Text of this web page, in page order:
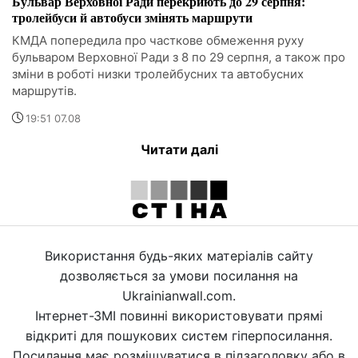
тролейбуси й автобуси змінять маршрути
КМДА попередила про часткове обмеження руху
бульваром Верховної Ради з 8 по 29 серпня, а також про
зміни в роботі низки тролейбусних та автобусних
маршрутів.
19:51 07.08
Читати далі
Використання будь-яких матеріалів сайту
дозволяється за умови посилання на
Ukrainianwall.com.
Інтернет-ЗМІ повинні використовувати прямі
відкриті для пошукових систем гіперпосилання.